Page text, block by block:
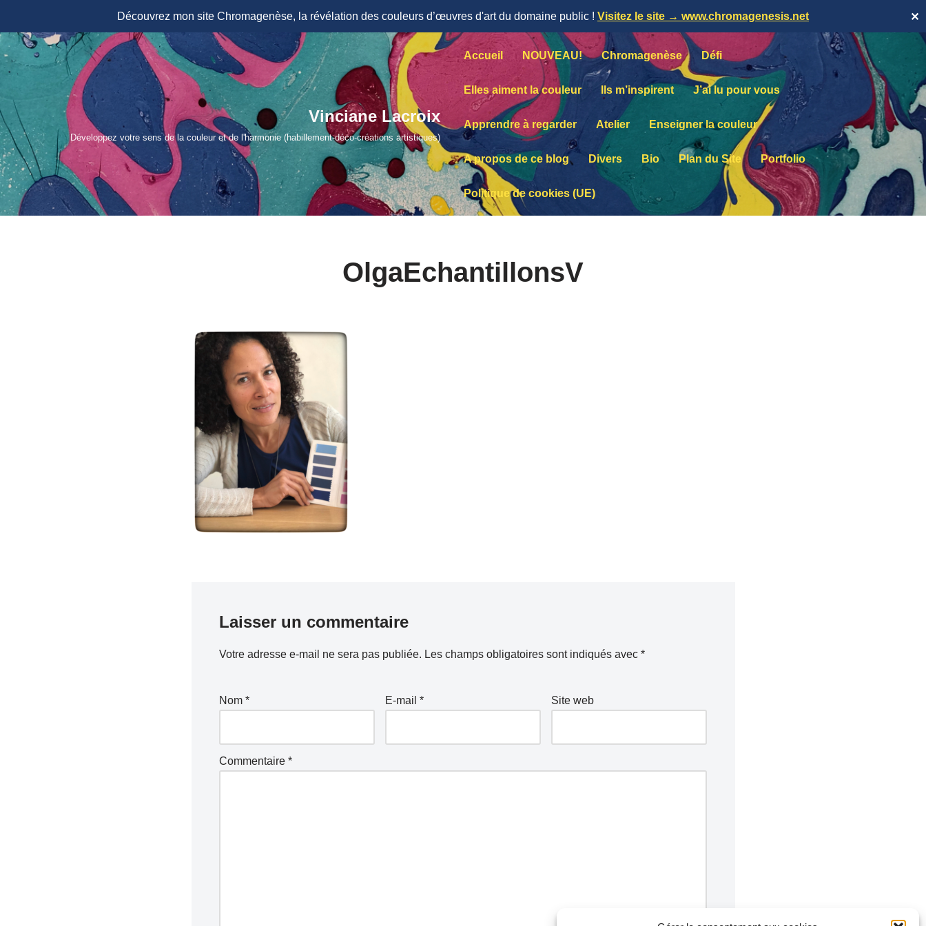
Découvrez mon site Chromagenèse, la révélation des couleurs d’œuvres d'art du domaine public ! Visitez le site → www.chromagenesis.net ✕
Aller
contenu
Vinciane Lacroix
Développez votre sens de la couleur et de l'harmonie (habillement-déco-créations artistiques)
Accueil NOUVEAU! Chromagenèse Défi
Elles aiment la couleur Ils m’inspirent J’ai lu pour vous
Apprendre à regarder Atelier Enseigner la couleur
A propos de ce blog Divers Bio Plan du Site Portfolio
Politique de cookies (UE)
OlgaEchantillonsV
Laisser un commentaire
Votre adresse e-mail ne sera pas publiée. Les champs obligatoires sont indiqués avec *
Nom * E-mail * Site web
Commentaire *